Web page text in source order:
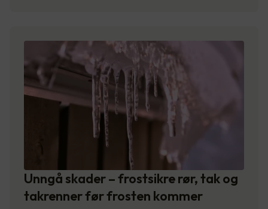
Unngå skader – frostsikre rør, tak og
takrenner før frosten kommer